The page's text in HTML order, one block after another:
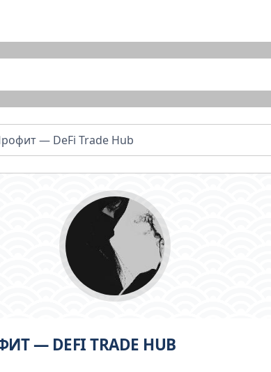
— DeFi Trade Hub
— DEFI TRADE HUB